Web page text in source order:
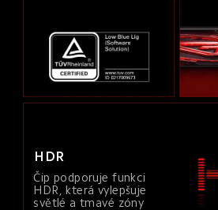
HDR
Čip podporuje funkci
HDR, která vylepšuje
světlé a tmavé zóny